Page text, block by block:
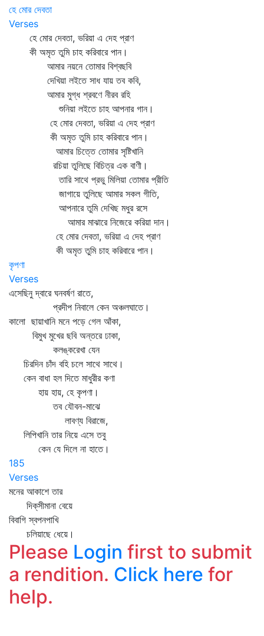
হে মোর দেবতা
Verses
হে মোর দেবতা, ভরিয়া এ দেহ প্রাণ
কী অমৃত তুমি চাহ করিবারে পান।
আমার নয়নে তোমার বিশ্বছবি
দেখিয়া লইতে সাধ যায় তব কবি,
আমার মুগ্ধ শ্রবণে নীরব রহি
শুনিয়া লইতে চাহ আপনার গান।
হে মোর দেবতা, ভরিয়া এ দেহ প্রাণ
কী অমৃত তুমি চাহ করিবারে পান।
আমার চিত্তে তোমার সৃষ্টিখানি
রচিয়া তুলিছে বিচিত্র এক বাণী।
তারি সাথে প্রভু মিলিয়া তোমার প্রীতি
জাগায়ে তুলিছে আমার সকল গীতি,
আপনারে তুমি দেখিছ মধুর রসে
আমার মাঝারে নিজেরে করিয়া দান।
হে মোর দেবতা, ভরিয়া এ দেহ প্রাণ
কী অমৃত তুমি চাহ করিবারে পান।
কৃপণা
Verses
এসেছিনু দ্বারে ঘনবর্ষণ রাতে,
প্রদীপ নিবালে কেন অঞ্চলঘাতে।
কালো ছায়াখানি মনে পড়ে গেল আঁকা,
বিমুখ মুখের ছবি অন্তরে ঢাকা,
কলঙ্করেখা যেন
চিরদিন চাঁদ বহি চলে সাথে সাথে।
কেন বাধা হল দিতে মাধুরীর কণা
হায় হায়, হে কৃপণা।
তব যৌবন-মাঝে
লাবণ্য বিরাজে,
লিপিখানি তার নিয়ে এসে তবু
কেন যে দিলে না হাতে।
185
Verses
মনের আকাশে তার
দিক্‌সীমানা বেয়ে
বিবাগি স্বপনপাখি
চলিয়াছে ধেয়ে।
Please Login first to submit
a rendition. Click here for
help.